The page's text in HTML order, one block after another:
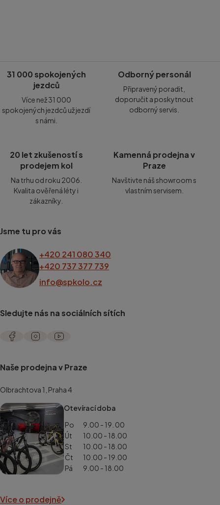
31 000 spokojených
jezdců
Více než 31 000
spokojených jezdců už jezdí
s námi.
Odborný personál
Připravený poradit,
doporučit a poskytnout
odborný servis.
20 let zkušeností s
prodejem kol
Na trhu od roku 2006.
Kvalita ověřená léty i
zákazníky.
Kamenná prodejna v
Praze
Navštivte náš showroom s
vlastním servisem.
Jsme tu pro vás
+420 241 080 340
+420 737 377 739
info@spkolo.cz
Sledujte nás na sociálních sítích
Naše prodejna v Praze
Olbrachtova 1, Praha 4
Otevírací doba
Po
9.00 - 19. 00
Út
10.00 - 18.00
St
10.00 - 18.00
Čt
10.00 - 19.00
Pá
9.00 - 18.00
Více o prodejně